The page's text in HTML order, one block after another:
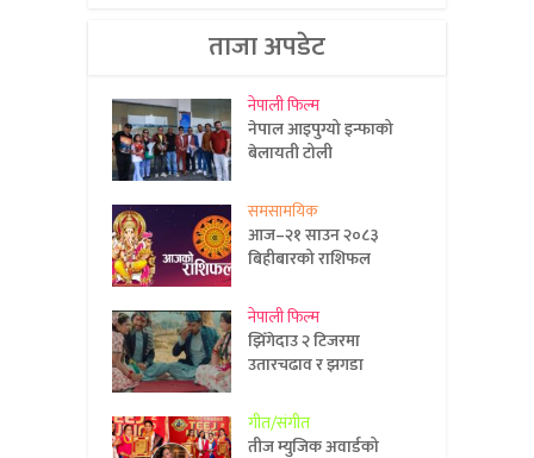
ताजा अपडेट
नेपाली फिल्म
नेपाल आइपुग्यो इन्फाको
बेलायती टोली
समसामयिक
आज–२१ साउन २०८३
बिहीबारको राशिफल
नेपाली फिल्म
झिँगेदाउ २ टिजरमा
उतारचढाव र झगडा
गीत/संगीत
तीज म्युजिक अवार्डको